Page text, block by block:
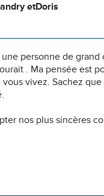
etDoris
personne de
. Ma pensée est
vivez. Sachez
nos plus sincères